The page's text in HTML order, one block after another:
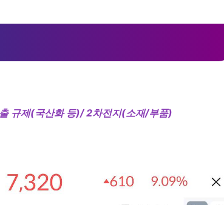
규제(국산화 등)/ 2차전지(소재/부품)